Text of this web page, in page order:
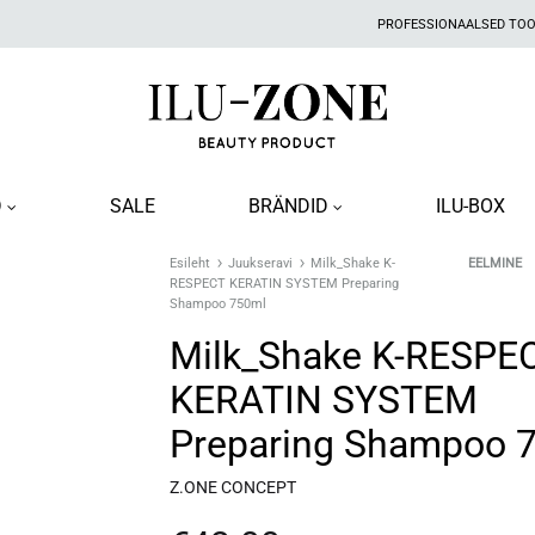
PROFESSIONAALSED
Zone
zone
Ilupood
Kehakreemid
Kehaõlid
Kehakoorijad
SALE BRÄNDID ILU-BOX
Esileht Juukseravi
Milk_Shake K-
RESPECT KERATIN SYSTEM Preparing
Shampoo 750ml
Product
EELMINE
Milk_Shake K-
KERATIN SYSTEM
Preparing Shampoo
Z.ONE CONCEPT